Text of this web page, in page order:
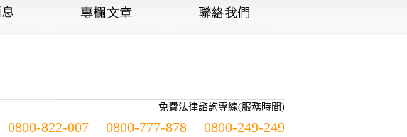
免費法律諮詢專線(服務時間)
0800-822-007 0800-777-878 0800-249-249